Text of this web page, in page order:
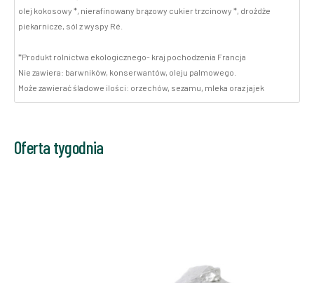
olej kokosowy *, nierafinowany brązowy cukier trzcinowy *, drożdże
piekarnicze, sól z wyspy Ré.
*Produkt rolnictwa ekologicznego- kraj pochodzenia Francja
Nie zawiera: barwników, konserwantów, oleju palmowego.
Może zawierać śladowe ilości: orzechów, sezamu, mleka oraz jajek
Oferta tygodnia